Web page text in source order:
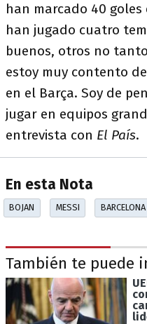
han marcado 40
han jugado cuatro
buenos, otros no
estoy muy contento
en el Barça. Soy de
jugar en equipos
entrevista con El País.
En esta Nota
BOJAN MESSI BARCELONA
También te puede